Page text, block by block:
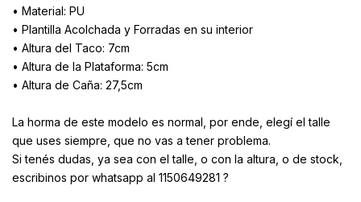
• Material: PU
• Plantilla Acolchada y Forradas en su interior
• Altura del Taco: 7cm
• Altura de la Plataforma: 5cm
• Altura de Caña: 27,5cm
La horma de este modelo es normal, por ende, elegí el talle
que uses siempre, que no vas a tener problema.
Si tenés dudas, ya sea con el talle, o con la altura, o de stock,
escribinos por whatsapp al 1150649281 ?